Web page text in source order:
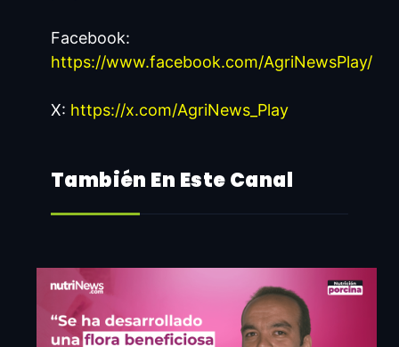
Cerrar
Facebook:
https://www.facebook.com/AgriNewsPlay/
X: https://x.com/AgriNews_Play
También En Este Canal